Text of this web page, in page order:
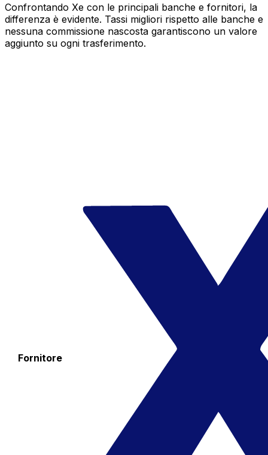
Confrontando Xe con le principali banche e fornitori, la
differenza è evidente. Tassi migliori rispetto alle banche e
nessuna commissione nascosta garantiscono un valore
aggiunto su ogni trasferimento.
Fornitore